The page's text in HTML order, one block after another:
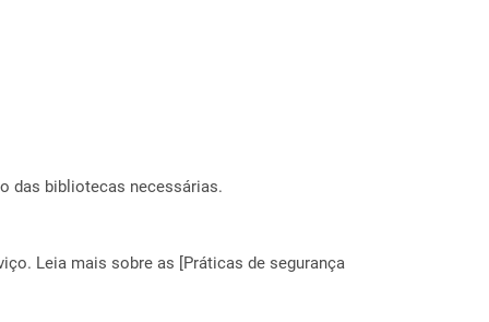
das bibliotecas necessárias.
Leia mais sobre as [Práticas de segurança